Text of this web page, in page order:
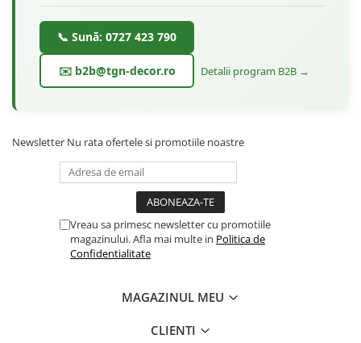
📞 Sună: 0727 423 790
✉️ b2b@tgn-decor.ro Detalii program B2B →
Newsletter Nu rata ofertele si promotiile noastre
Vreau sa primesc newsletter cu promotiile
magazinului. Afla mai multe in Politica de
Confidentialitate
MAGAZINUL MEU
CLIENTI